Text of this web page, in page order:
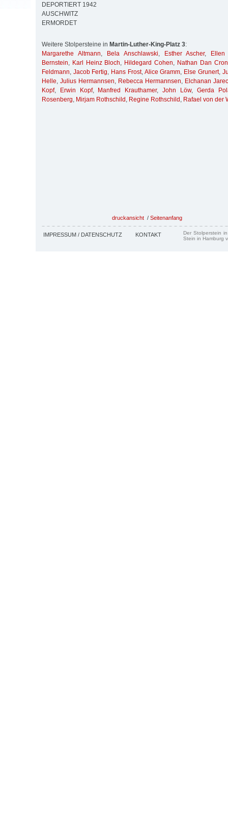
DEPORTIERT 1942
AUSCHWITZ
ERMORDET
Weitere Stolpersteine in Martin-Luther-King-Platz 3:
Margarethe Altmann, Bela Anschlawski, Esther Ascher,
Bernstein, Karl Heinz Bloch, Hildegard Cohen, Nathan Dan
Feldmann, Jacob Fertig, Hans Frost, Alice Gramm, Else Grunert,
Helle, Julius Hermannsen, Rebecca Hermannsen, Elchanan
Kopf, Erwin Kopf, Manfred Krauthamer,John Löw, Gerda
Rosenberg, Mirjam Rothschild , Regine Rothschild , Rafael von der
druckansicht / Seitenanfang
IMPRESSUM / DATENSCHUTZ KONTAKT
Der Stolperstein
Stein in Hamburg